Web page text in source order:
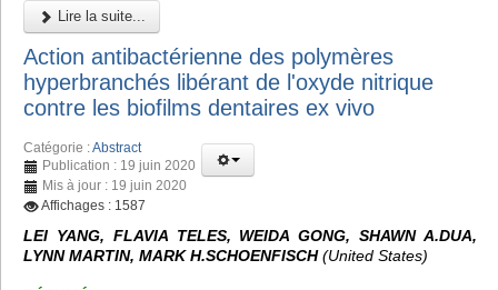
Lire la suite...
Action antibactérienne des polymères
hyperbranchés libérant de l'oxyde nitrique
contre les biofilms dentaires ex vivo
Catégorie :Abstract
Publication : 19 juin 2020
Mis à jour : 19 juin 2020
Affichages : 1587
LEI YANG, FLAVIA TELES, WEIDA GONG, SHAWN A.DUA,
LYNN MARTIN, MARK H.SCHOENFISCH(United States)